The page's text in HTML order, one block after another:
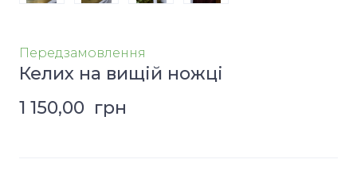
Передзамовлення
Келих на вищій ножці
1 150,00  грн